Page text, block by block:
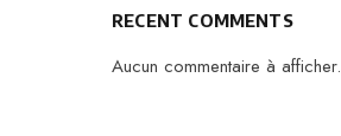
RECENT COMMENTS
Aucun commentaire à afficher.